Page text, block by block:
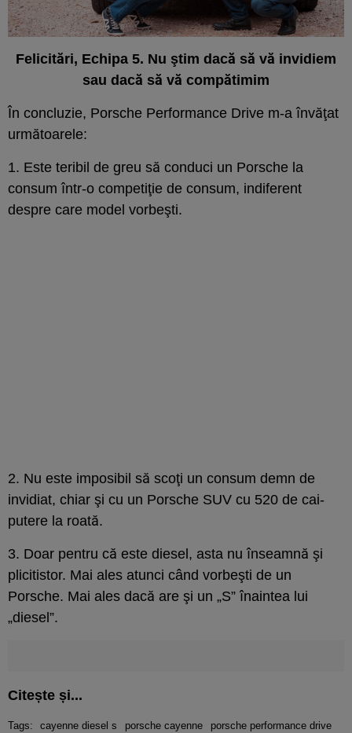
Felicitări, Echipa 5. Nu ştim dacă să vă invidiem
sau dacă să vă compătimim
În concluzie, Porsche Performance Drive m-a învăţat
următoarele:
1. Este teribil de greu să conduci un Porsche la
consum într-o competiţie de consum, indiferent
despre care model vorbeşti.
2. Nu este imposibil să scoţi un consum demn de
invidiat, chiar şi cu un Porsche SUV cu 520 de cai-
putere la roată.
3. Doar pentru că este diesel, asta nu înseamnă şi
plicitistor. Mai ales atunci când vorbeşti de un
Porsche. Mai ales dacă are şi un „S” înaintea lui
„diesel”.
Citește și...
Tags: cayenne diesel s porsche cayenne
porsche performance drive